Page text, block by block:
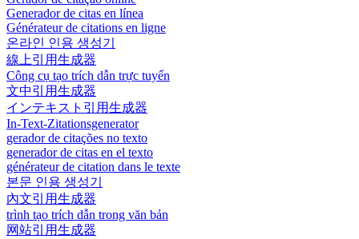
Generador de citas en línea
Générateur de citations en ligne
온라인 인용 생성기
線上引用生成器
Công cụ tạo trích dẫn trực tuyến
文中引用生成器
インテキスト引用生成器
In-Text-Zitationsgenerator
gerador de citações no texto
generador de citas en el texto
générateur de citation dans le texte
본문 인용 생성기
內文引用生成器
trình tạo trích dẫn trong văn bản
网站引用生成器